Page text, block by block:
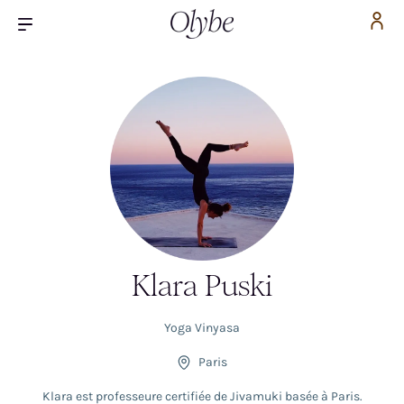
Klara Puski
Yoga Vinyasa
Paris
Klara est professeure certifiée de Jivamuki basée à Paris.